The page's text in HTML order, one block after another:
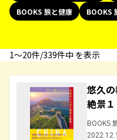
BOOKS 旅と健康
BOOKS
1〜20件/339件中 を表示
悠久
絶景１
BOOKS